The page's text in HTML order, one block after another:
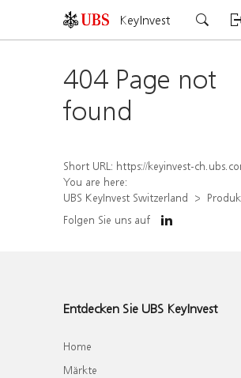
KeyInvest
404 Page not
found
Short URL: https://keyinvest-ch.ubs.com/produkt/detail/index/isin/
You are here:
UBS KeyInvest Switzerland
Folgen Sie uns auf
Entdecken Sie UBS KeyInvest
Home
Märkte